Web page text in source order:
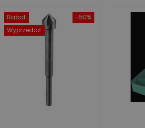
-50%
Rabat
Wyprzedaż!